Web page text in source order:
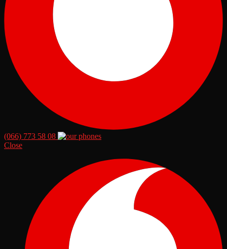
(066) 773 58 08
Close